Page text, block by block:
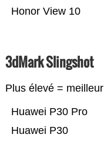
Honor View 10
3dMark Slingshot
Plus élevé = meilleur
Huawei P30
Huawei P30 Pro